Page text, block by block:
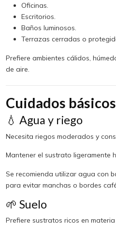
Oficinas.
Escritorios.
Baños luminosos.
Terrazas cerradas o
Prefiere ambientes cálidos,
de aire.
Cuidados básicos
💧 Agua y riego
Necesita riegos moderados y
Mantener el sustrato ligeramente
Se recomienda utilizar agua con
para evitar manchas o bordes
🌱 Suelo
Prefiere sustratos ricos en